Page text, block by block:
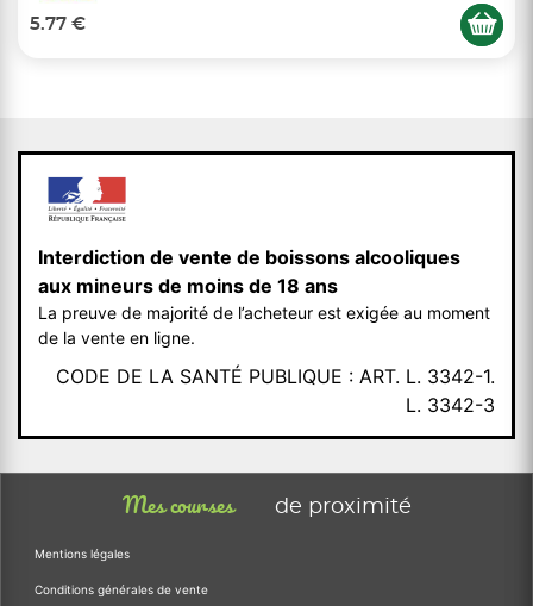
5.77 €
Interdiction de vente de boissons alcooliques
aux mineurs de moins de 18 ans
La preuve de majorité de l’acheteur est exigée au moment
de la vente en ligne.
CODE DE LA SANTÉ PUBLIQUE : ART. L. 3342-1.
L. 3342-3
Mes courses de proximité
Mentions légales
Conditions générales de vente